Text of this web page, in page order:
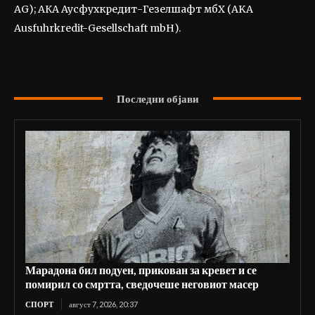
AG); АКА Аусфухкредит-Гезелшафт мбХ (AKA
Ausfuhrkredit-Gesellschaft mbH).
Последни објави
Марадона бил подуен, прикован за кревет и се
помирил со смртта, сведочеше неговиот масер
СПОРТ август 7, 2026, 20:37